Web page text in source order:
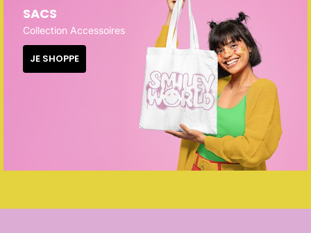
SACS
Collection Accessoires
JE SHOPPE